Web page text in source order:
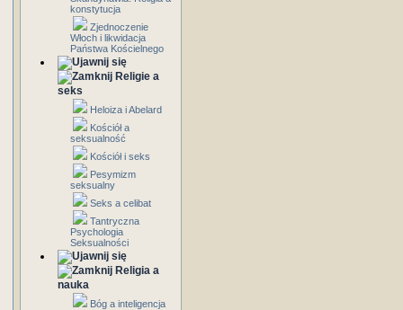
konstytucja
Zjednoczenie
Włoch i likwidacja
Państwa Kościelnego
Religie a
seks
Heloiza i Abelard
Kościół a
seksualność
Kościół i seks
Pesymizm
seksualny
Seks a celibat
Tantryczna
Psychologia
Seksualności
Religia a
nauka
Bóg a inteligencja